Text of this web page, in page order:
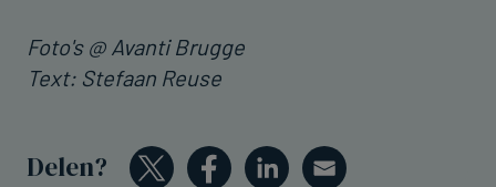
Foto's @ Avanti Brugge
Text: Stefaan Reuse
Delen?